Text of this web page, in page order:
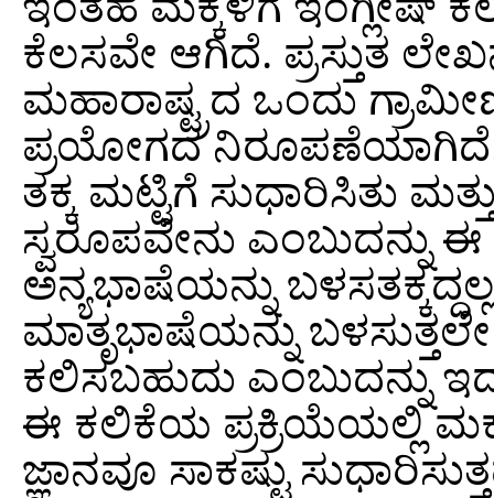
ಕೆಲಸವೇ ಆಗಿದೆ. ಪ್ರಸ್ತುತ
ಮಹಾರಾಷ್ಟ್ರದ ಒಂದು
ಪ್ರಯೋಗದ ನಿರೂಪಣೆಯಾಗಿದೆ.
ತಕ್ಕ ಮಟ್ಟಿಗೆ ಸುಧಾರಿಸಿತು
ಸ್ವರೂಪವೇನು ಎಂಬುದನ್ನು
ಅನ್ಯಭಾಷೆಯನ್ನು
ಮಾತೃಭಾಷೆಯನ್ನು
ಕಲಿಸಬಹುದು ಎಂಬುದನ್ನು
ಈ ಕಲಿಕೆಯ ಪ್ರಕ್ರಿಯೆಯಲ್ಲಿ
ಜ್ಞಾನವೂ ಸಾಕಷ್ಟು